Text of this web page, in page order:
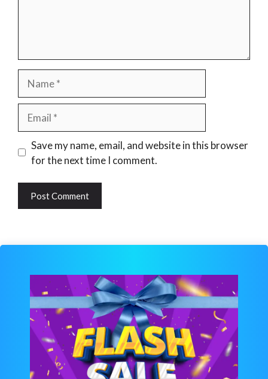
Website
Save my name, email, and website in this browser
for the next time I comment.